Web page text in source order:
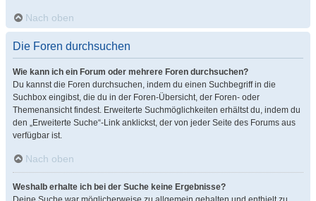
Nach oben
Die Foren durchsuchen
Wie kann ich ein Forum oder mehrere Foren durchsuchen?
Du kannst die Foren durchsuchen, indem du einen Suchbegriff in die
Suchbox eingibst, die du in der Foren-Übersicht, der Foren- oder
Themenansicht findest. Erweiterte Suchmöglichkeiten erhältst du, indem du
den „Erweiterte Suche“-Link anklickst, der von jeder Seite des Forums aus
verfügbar ist.
Nach oben
Weshalb erhalte ich bei der Suche keine Ergebnisse?